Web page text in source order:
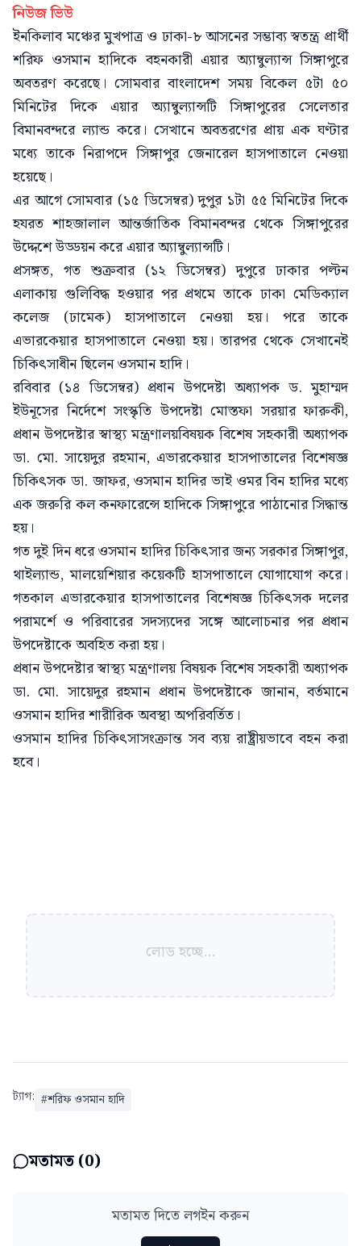
নিউজ ভিউ
ইনকিলাব মঞ্চের মুখপাত্র ও ঢাকা-৮ আসনের সম্ভাব্য স্বতন্ত্র প্রার্থী
শরিফ ওসমান হাদিকে বহনকারী এয়ার অ্যাম্বুল্যান্স সিঙ্গাপুরে
অবতরণ করেছে। সোমবার বাংলাদেশ সময় বিকেল ৫টা ৫০
মিনিটের দিকে এয়ার অ্যাম্বুল্যান্সটি সিঙ্গাপুরের সেলেতার
বিমানবন্দরে ল্যান্ড করে। সেখানে অবতরণের প্রায় এক ঘণ্টার
মধ্যে তাকে নিরাপদে সিঙ্গাপুর জেনারেল হাসপাতালে নেওয়া
হয়েছে।
এর আগে সোমবার (১৫ ডিসেম্বর) দুপুর ১টা ৫৫ মিনিটের দিকে
হযরত শাহজালাল আন্তর্জাতিক বিমানবন্দর থেকে সিঙ্গাপুরের
উদ্দেশে উড্ডয়ন করে এয়ার অ্যাম্বুল্যান্সটি।
প্রসঙ্গত, গত শুক্রবার (১২ ডিসেম্বর) দুপুরে ঢাকার পল্টন
এলাকায় গুলিবিদ্ধ হওয়ার পর প্রথমে তাকে ঢাকা মেডিক্যাল
কলেজ (ঢামেক) হাসপাতালে নেওয়া হয়। পরে তাকে
এভারকেয়ার হাসপাতালে নেওয়া হয়। তারপর থেকে সেখানেই
চিকিৎসাধীন ছিলেন ওসমান হাদি।
রবিবার (১৪ ডিসেম্বর) প্রধান উপদেষ্টা অধ্যাপক ড. মুহাম্মদ
ইউনূসের নির্দেশে সংস্কৃতি উপদেষ্টা মোস্তফা সরয়ার ফারুকী,
প্রধান উপদেষ্টার স্বাস্থ্য মন্ত্রণালয়বিষয়ক বিশেষ সহকারী অধ্যাপক
ডা. মো. সায়েদুর রহমান, এভারকেয়ার হাসপাতালের বিশেষজ্ঞ
চিকিৎসক ডা. জাফর, ওসমান হাদির ভাই ওমর বিন হাদির মধ্যে
এক জরুরি কল কনফারেন্সে হাদিকে সিঙ্গাপুরে পাঠানোর সিদ্ধান্ত
হয়।
গত দুই দিন ধরে ওসমান হাদির চিকিৎসার জন্য সরকার সিঙ্গাপুর,
থাইল্যান্ড, মালয়েশিয়ার কয়েকটি হাসপাতালে যোগাযোগ করে।
গতকাল এভারকেয়ার হাসপাতালের বিশেষজ্ঞ চিকিৎসক দলের
পরামর্শে ও পরিবারের সদস্যদের সঙ্গে আলোচনার পর প্রধান
উপদেষ্টাকে অবহিত করা হয়।
প্রধান উপদেষ্টার স্বাস্থ্য মন্ত্রণালয় বিষয়ক বিশেষ সহকারী অধ্যাপক
ডা. মো. সায়েদুর রহমান প্রধান উপদেষ্টাকে জানান, বর্তমানে
ওসমান হাদির শারীরিক অবস্থা অপরিবর্তিত।
ওসমান হাদির চিকিৎসাসংক্রান্ত সব ব্যয় রাষ্ট্রীয়ভাবে বহন করা
হবে।
লোড হচ্ছে...
ট্যাগ: #শরিফ ওসমান হাদি
মতামত (0)
মতামত দিতে লগইন করুন